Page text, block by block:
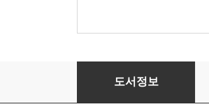
교과서에 없는 진짜 디지
도서정보